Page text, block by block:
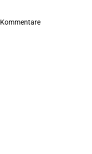
Kommentare